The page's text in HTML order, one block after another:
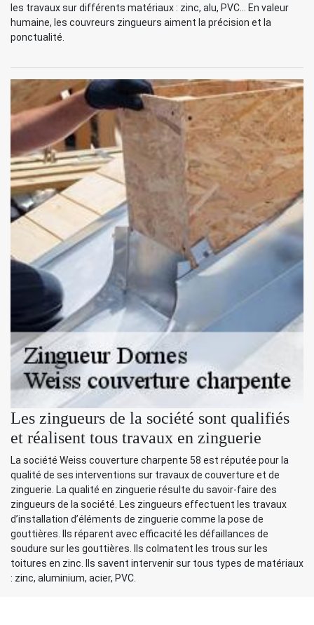
les travaux sur différents matériaux : zinc, alu, PVC… En valeur
humaine, les couvreurs zingueurs aiment la précision et la
ponctualité.
Les zingueurs de la société sont qualifiés
et réalisent tous travaux en zinguerie
La société Weiss couverture charpente 58 est réputée pour la
qualité de ses interventions sur travaux de couverture et de
zinguerie. La qualité en zinguerie résulte du savoir-faire des
zingueurs de la société. Les zingueurs effectuent les travaux
d’installation d’éléments de zinguerie comme la pose de
gouttières. Ils réparent avec efficacité les défaillances de
soudure sur les gouttières. Ils colmatent les trous sur les
toitures en zinc. Ils savent intervenir sur tous types de matériaux
: zinc, aluminium, acier, PVC.